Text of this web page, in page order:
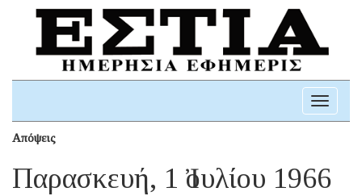
Toggle
Απόψεις
Παρασκευή, 1 Ἰουλίου 1966